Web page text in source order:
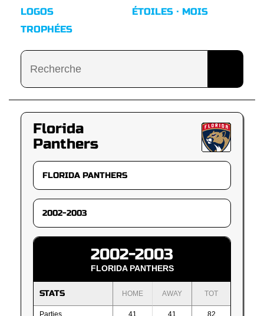
LOGOS
TROPHÉES
ÉTOILES · MOIS
Florida
Panthers
2002-2003
FLORIDA PANTHERS
STATS HOME AWAY TOT
Parties 41 41 82